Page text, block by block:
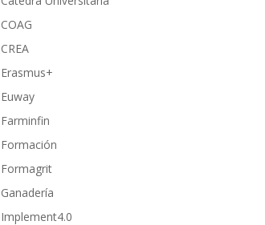
COAG
CREA
Erasmus+
Euway
Farminfin
Formación
Formagrit
Ganadería
Implement4.0